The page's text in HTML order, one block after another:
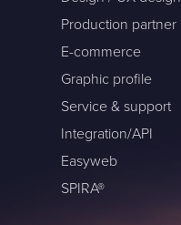
Production partner
E-commerce
Graphic profile
Service & support
Integration/API
Easyweb
SPIRA®